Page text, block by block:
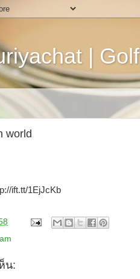
| Golf
world
ift.tt/1EjJcKb
น: